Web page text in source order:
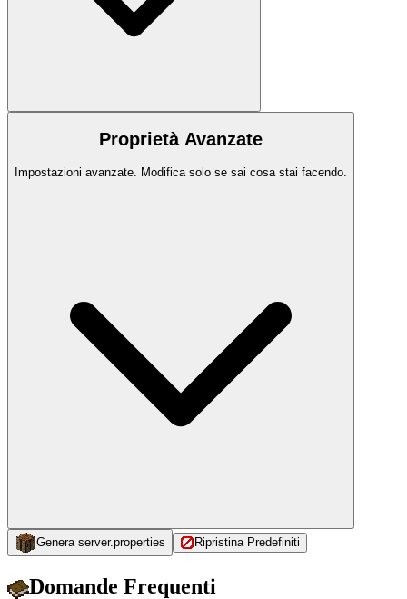
Proprietà Avanzate
Impostazioni avanzate. Modifica solo se sai cosa stai facendo.
Genera server.properties Ripristina Predefiniti
Domande Frequenti